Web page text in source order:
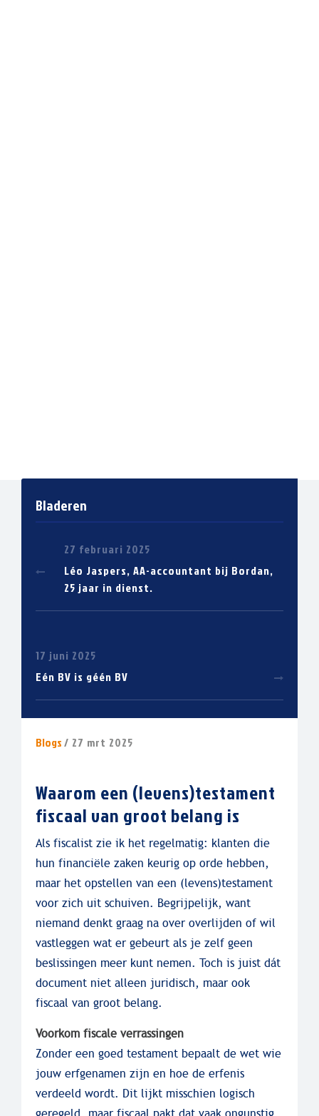
Bladeren
27 februari 2025
Léo Jaspers, AA-accountant bij Bordan,
25 jaar in dienst.
17 juni 2025
Eén BV is géén BV
Blogs/ 27 mrt 2025
Waarom een (levens)testament
fiscaal van groot belang is
Als fiscalist zie ik het regelmatig: klanten die
hun financiële zaken keurig op orde hebben,
maar het opstellen van een (levens)testament
voor zich uit schuiven. Begrijpelijk, want
niemand denkt graag na over overlijden of wil
vastleggen wat er gebeurt als je zelf geen
beslissingen meer kunt nemen. Toch is juist dát
document niet alleen juridisch, maar ook
fiscaal van groot belang.
Voorkom fiscale verrassingen
Zonder een goed testament bepaalt de wet wie
jouw erfgenamen zijn en hoe de erfenis
verdeeld wordt. Dit lijkt misschien logisch